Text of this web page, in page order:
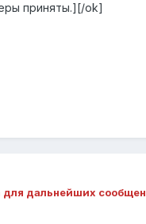
приняты.][/ok]
для дальнейших